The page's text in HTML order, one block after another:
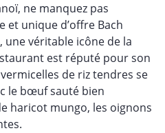
ne manquez pas
et unique d’offre Bach
une véritable icône de la
est réputé pour son
de riz tendres se
le bœuf sauté bien
haricot mungo, les oignons